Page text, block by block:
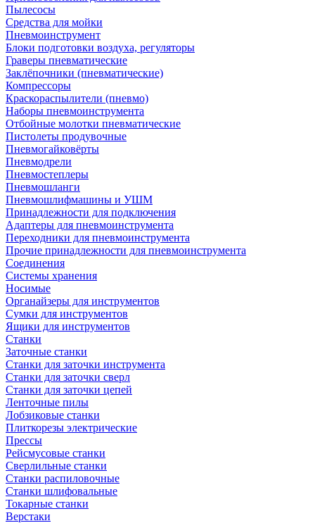
Пылесосы
Средства для мойки
Пневмоинструмент
Блоки подготовки воздуха, регуляторы
Граверы пневматические
Заклёпочники (пневматические)
Компрессоры
Краскораспылители (пневмо)
Наборы пневмоинструмента
Отбойные молотки пневматические
Пистолеты продувочные
Пневмогайковёрты
Пневмодрели
Пневмостеплеры
Пневмошланги
Пневмошлифмашины и УШМ
Принадлежности для подключения
Адаптеры для пневмоинструмента
Переходники для пневмоинструмента
Прочие принадлежности для пневмоинструмента
Соединения
Системы хранения
Носимые
Органайзеры для инструментов
Сумки для инструментов
Ящики для инструментов
Станки
Заточные станки
Станки для заточки инструмента
Станки для заточки сверл
Станки для заточки цепей
Ленточные пилы
Лобзиковые станки
Плиткорезы электрические
Прессы
Рейсмусовые станки
Сверлильные станки
Станки распиловочные
Станки шлифовальные
Токарные станки
Верстаки